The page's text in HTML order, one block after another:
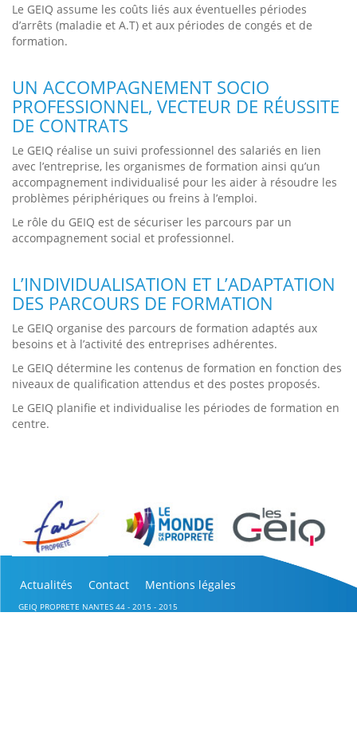
Le GEIQ assume les coûts liés aux éventuelles périodes
d’arrêts (maladie et A.T) et aux périodes de congés et de
formation.
UN ACCOMPAGNEMENT SOCIO
PROFESSIONNEL, VECTEUR DE RÉUSSITE
DE CONTRATS
Le GEIQ réalise un suivi professionnel des salariés en lien
avec l’entreprise, les organismes de formation ainsi qu’un
accompagnement individualisé pour les aider à résoudre les
problèmes périphériques ou freins à l’emploi.
Le rôle du GEIQ est de sécuriser les parcours par un
accompagnement social et professionnel.
L’INDIVIDUALISATION ET L’ADAPTATION
DES PARCOURS DE FORMATION
Le GEIQ organise des parcours de formation adaptés aux
besoins et à l’activité des entreprises adhérentes.
Le GEIQ détermine les contenus de formation en fonction des
niveaux de qualification attendus et des postes proposés.
Le GEIQ planifie et individualise les périodes de formation en
centre.
Actualités Contact Mentions légales
GEIQ PROPRETE NANTES 44 - 2015 - 2015